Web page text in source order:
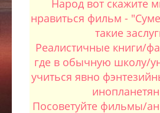
Народ вот скажите
нравиться фильм -
такие
Реалистичные книги/
где в обычную школу/
учиться явно
Посоветуйте фильмы/